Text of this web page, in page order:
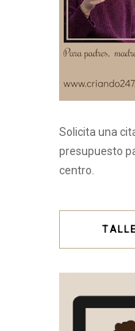
Solicita una
presupuesto
centro.